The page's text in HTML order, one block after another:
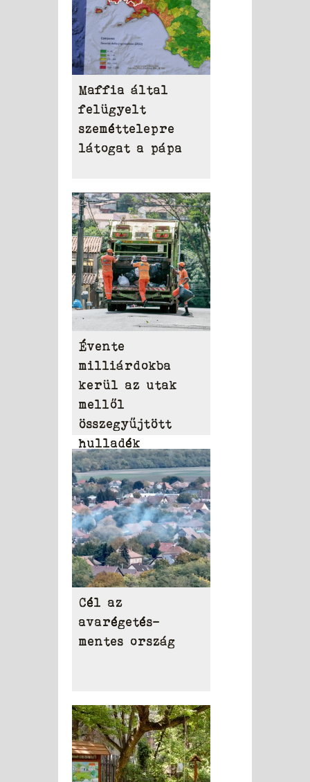
Maffia által
felügyelt
szeméttelepre
látogat a pápa
Évente
milliárdokba
kerül az utak
mellől
összegyűjtött
hulladék
eltakarítása
Cél az
avarégetés-
mentes ország